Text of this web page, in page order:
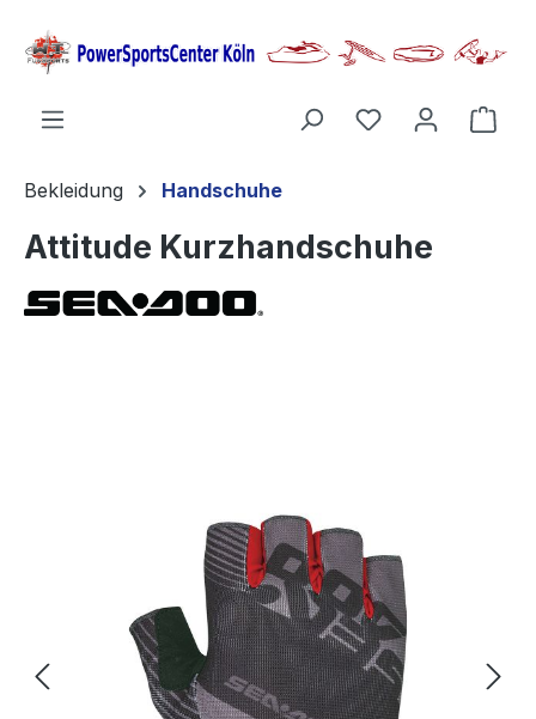
springen
Bekleidung Handschuhe
Attitude Kurzhandschuhe